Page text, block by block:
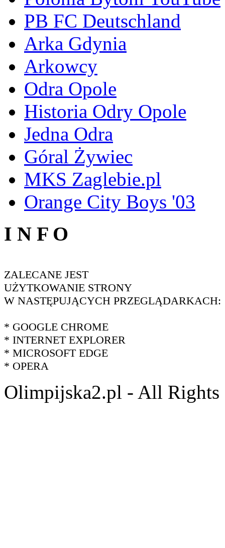
PB FC Deutschland
Arka Gdynia
Arkowcy
Odra Opole
Historia Odry Opole
Jedna Odra
Góral Żywiec
MKS Zaglebie.pl
Orange City Boys '03
I N F O
ZALECANE JEST
UŻYTKOWANIE STRONY
W NASTĘPUJĄCYCH PRZEGLĄDARKACH:
* GOOGLE CHROME
* INTERNET EXPLORER
* MICROSOFT EDGE
* OPERA
Olimpijska2.pl - All Rights